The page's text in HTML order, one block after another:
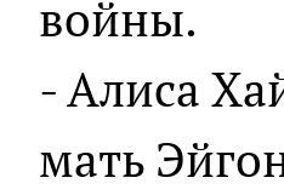
войны.
- Алиса
мать